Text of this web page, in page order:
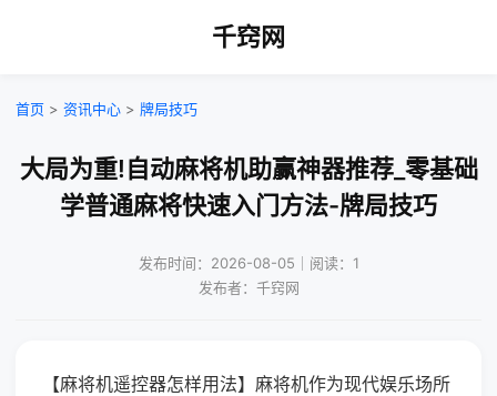
千窍网
首页 > 资讯中心 > 牌局技巧
大局为重!自动麻将机助赢神器推荐_零基础
学普通麻将快速入门方法-牌局技巧
发布时间：2026-08-05｜阅读：1
发布者：千窍网
【麻将机遥控器怎样用法】麻将机作为现代娱乐场所